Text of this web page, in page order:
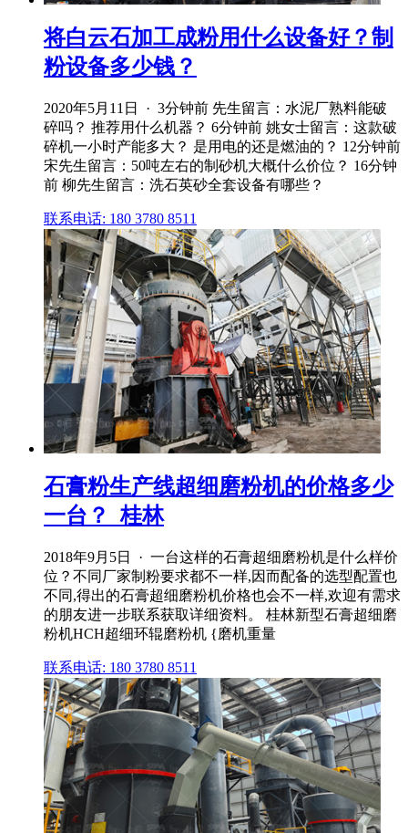
将白云石加工成粉用什么设备好？制
粉设备多少钱？
2020年5月11日 · 3分钟前 先生留言：水泥厂熟料能破
碎吗？ 推荐用什么机器？ 6分钟前 姚女士留言：这款破
碎机一小时产能多大？ 是用电的还是燃油的？ 12分钟前
宋先生留言：50吨左右的制砂机大概什么价位？ 16分钟
前 柳先生留言：洗石英砂全套设备有哪些？
联系电话: 180 3780 8511
石膏粉生产线超细磨粉机的价格多少
一台？_桂林
2018年9月5日 · 一台这样的石膏超细磨粉机是什么样价
位？不同厂家制粉要求都不一样,因而配备的选型配置也
不同,得出的石膏超细磨粉机价格也会不一样,欢迎有需求
的朋友进一步联系获取详细资料。 桂林新型石膏超细磨
粉机HCH超细环辊磨粉机 {磨机重量
联系电话: 180 3780 8511